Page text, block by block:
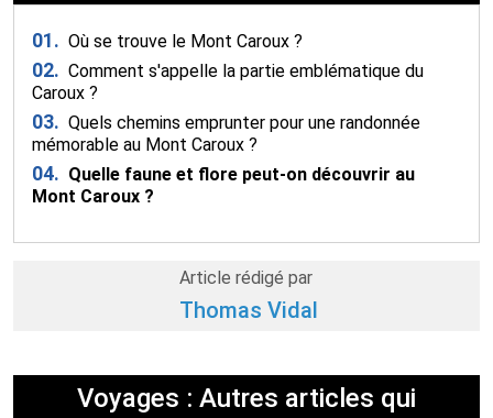
01. Où se trouve le Mont Caroux ?
02. Comment s'appelle la partie emblématique du
Caroux ?
03. Quels chemins emprunter pour une randonnée
mémorable au Mont Caroux ?
04. Quelle faune et flore peut-on découvrir au
Mont Caroux ?
Article rédigé par
Thomas Vidal
Voyages : Autres articles qui